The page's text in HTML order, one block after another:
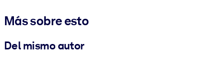
Más sobre esto
Del mismo autor